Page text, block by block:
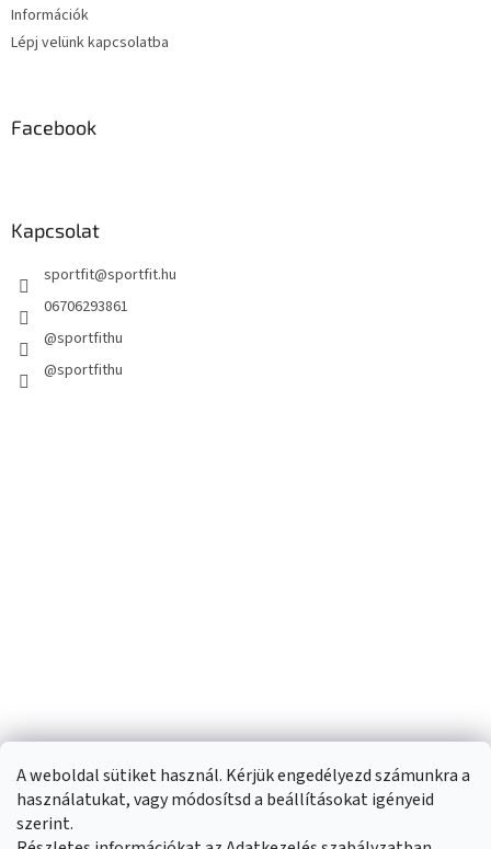
A weboldal sütiket használ. Kérjük engedélyezd számunkra a
használatukat, vagy módosítsd a beállításokat igényeid
szerint.
Információk
Lépj velünk kapcsolatba
Facebook
Kapcsolat
sportfit@sportfit.hu
06706293861
@sportfithu
@sportfithu